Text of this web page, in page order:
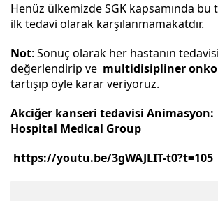
Henüz ülkemizde SGK kapsamında bu
ilk tedavi olarak karşılanmamakatdır.
Not: Sonuç olarak her hastanın
değerlendirip ve multidisipliner
tartışıp öyle karar veriyoruz.
Akciğer kanseri tedavisi Animasyon:
Hospital Medical Group
https://youtu.be/3gWAJLIT-t0?t=105